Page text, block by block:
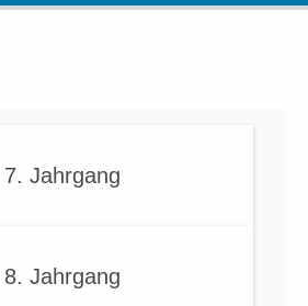
7. Jahrgang
8. Jahrgang